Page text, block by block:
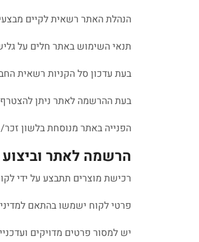
הנהלת האתר רשאית לקיים
תנאי השימוש באתר חלים על
בעת עדכון סל הקניות רשאית
בעת ההרשמה לאתר ניתן להצטרף
הפנייה באתר מנוסחת בלשון
הרשמה לאתר וביצוע
רכישת מוצרים תתבצע על ידי
פרטי לקוח ישמשו בהתאם
יש למסור פרטים מדויקים